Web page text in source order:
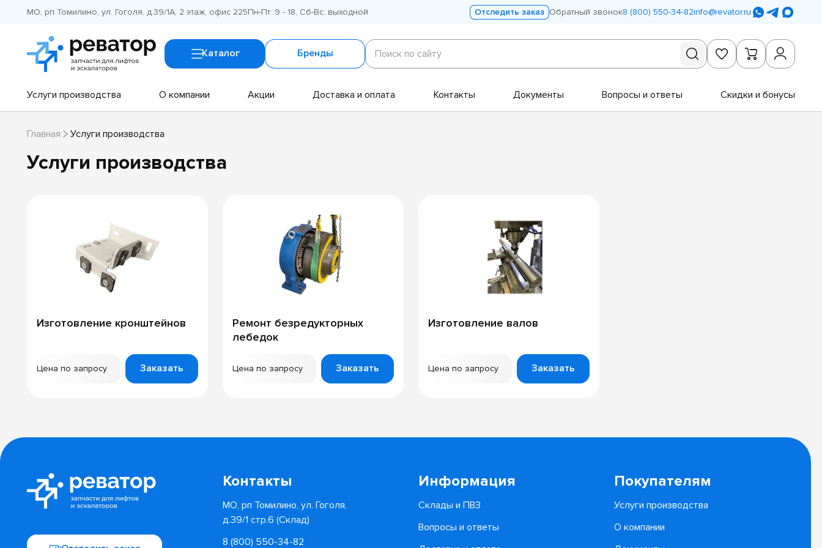
МО, рп Томилино, ул. Гоголя, д.39/1А, 2 этаж, офис 225Пн-Пт: 9 - 18, Сб-Вс: выходной Отследить заказ Обратный звонок8 (800) 550-34-82info@revator.ru
Каталог Бренды
Поиск
по
сайту
Поиск по сайту
Услуги производства О компании Акции Доставка и оплата Контакты Документы Вопросы и ответы Скидки и бонусы
Главная Услуги производства
Услуги производства
Изготовление кронштейнов
Цена по запросу Заказать
Ремонт безредукторных
лебедок
Цена по запросу Заказать
Изготовление валов
Цена по запросу Заказать
Контакты
МО, рп Томилино, ул. Гоголя,
д.39/1 стр.6 (Склад)
8 (800) 550-34-82
Информация
Склады и ПВЗ
Вопросы и ответы
Покупателям
Услуги производства
О компании